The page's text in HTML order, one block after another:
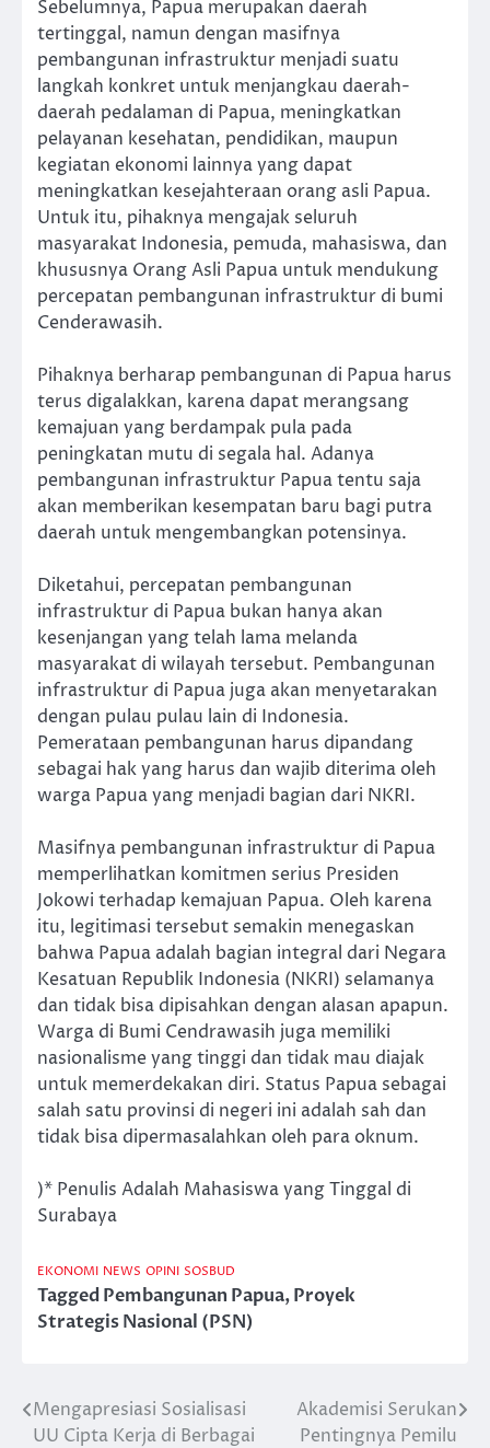
Sebelumnya, Papua merupakan daerah
tertinggal, namun dengan masifnya
pembangunan infrastruktur menjadi suatu
langkah konkret untuk menjangkau daerah-
daerah pedalaman di Papua, meningkatkan
pelayanan kesehatan, pendidikan, maupun
kegiatan ekonomi lainnya yang dapat
meningkatkan kesejahteraan orang asli Papua.
Untuk itu, pihaknya mengajak seluruh
masyarakat Indonesia, pemuda, mahasiswa, dan
khususnya Orang Asli Papua untuk mendukung
percepatan pembangunan infrastruktur di bumi
Cenderawasih.
Pihaknya berharap pembangunan di Papua harus
terus digalakkan, karena dapat merangsang
kemajuan yang berdampak pula pada
peningkatan mutu di segala hal. Adanya
pembangunan infrastruktur Papua tentu saja
akan memberikan kesempatan baru bagi putra
daerah untuk mengembangkan potensinya.
Diketahui, percepatan pembangunan
infrastruktur di Papua bukan hanya akan
kesenjangan yang telah lama melanda
masyarakat di wilayah tersebut. Pembangunan
infrastruktur di Papua juga akan menyetarakan
dengan pulau pulau lain di Indonesia.
Pemerataan pembangunan harus dipandang
sebagai hak yang harus dan wajib diterima oleh
warga Papua yang menjadi bagian dari NKRI.
Masifnya pembangunan infrastruktur di Papua
memperlihatkan komitmen serius Presiden
Jokowi terhadap kemajuan Papua. Oleh karena
itu, legitimasi tersebut semakin menegaskan
bahwa Papua adalah bagian integral dari Negara
Kesatuan Republik Indonesia (NKRI) selamanya
dan tidak bisa dipisahkan dengan alasan apapun.
Warga di Bumi Cendrawasih juga memiliki
nasionalisme yang tinggi dan tidak mau diajak
untuk memerdekakan diri. Status Papua sebagai
salah satu provinsi di negeri ini adalah sah dan
tidak bisa dipermasalahkan oleh para oknum.
)* Penulis Adalah Mahasiswa yang Tinggal di
Surabaya
EKONOMI NEWS OPINI SOSBUD
TaggedPembangunan Papua,Proyek
Strategis Nasional (PSN)
Post
Mengapresiasi Sosialisasi
UU Cipta Kerja di Berbagai
Akademisi Serukan
Pentingnya Pemilu